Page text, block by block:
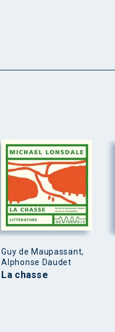
Guy de Maupassant,
Alphonse Daudet
La chasse